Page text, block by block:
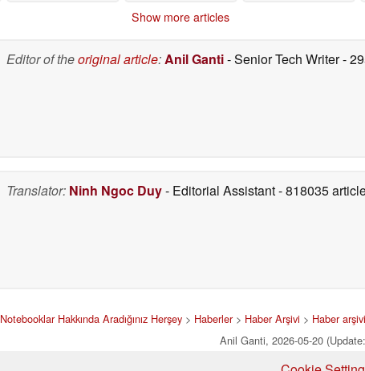
Show more articles
Editor of theoriginal article:Anil Ganti- Senior Tech Writer-
Translator: Ninh Ngoc Duy- Editorial Assistant- 818035
Notebooklar Hakkında Aradığınız Herşey> Haberler> Haber Arşivi > Haber
Anil Ganti, 2026-05-20